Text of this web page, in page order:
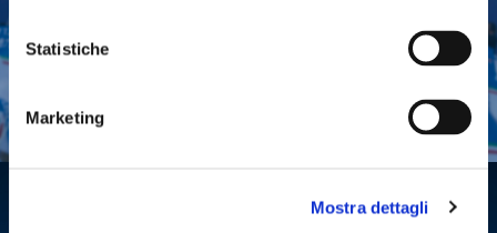
Statistiche
Marketing
Mostra dettagli